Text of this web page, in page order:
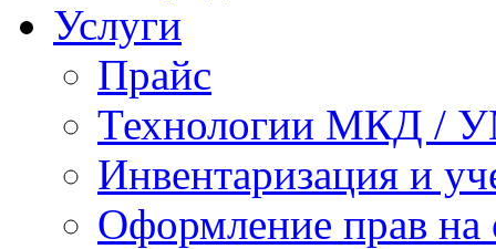
Услуги
Прайс
Технологии МКД /
Инвентаризация и
Оформление прав